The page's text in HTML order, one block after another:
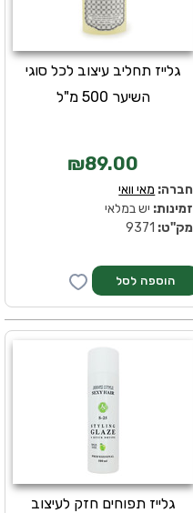
גלייז תחליב עיצוב לכל סוגי
השיער 500 מ"ל
₪89.00
חברה: מאי וואי
זמינות: יש במלאי
מק''ט:
גלייז תפוחים חזק לעיצוב